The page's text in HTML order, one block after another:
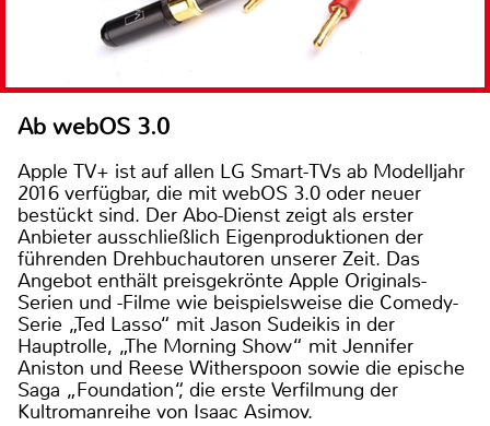
Ab webOS 3.0
Apple TV+ ist auf allen LG Smart-TVs ab Modelljahr
2016 verfügbar, die mit webOS 3.0 oder neuer
bestückt sind. Der Abo-Dienst zeigt als erster
Anbieter ausschließlich Eigenproduktionen der
führenden Drehbuchautoren unserer Zeit. Das
Angebot enthält preisgekrönte Apple Originals-
Serien und -Filme wie beispielsweise die Comedy-
Serie „Ted Lasso“ mit Jason Sudeikis in der
Hauptrolle, „The Morning Show“ mit Jennifer
Aniston und Reese Witherspoon sowie die epische
Saga „Foundation“, die erste Verfilmung der
Kultromanreihe von Isaac Asimov.